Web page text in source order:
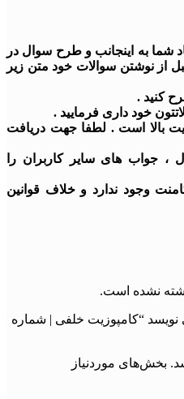
شما به اینجانب و طرح سوال در
از نوشتن سوالات خود متن زیر
بالا است . لطفا جهت دریافت
جواب های سایر کاربران را
وجود ندارد و خلاف قوانین
نشده است.
نویسد “کامپوزیت خلفی | شماره
بخش‌های موردنیاز